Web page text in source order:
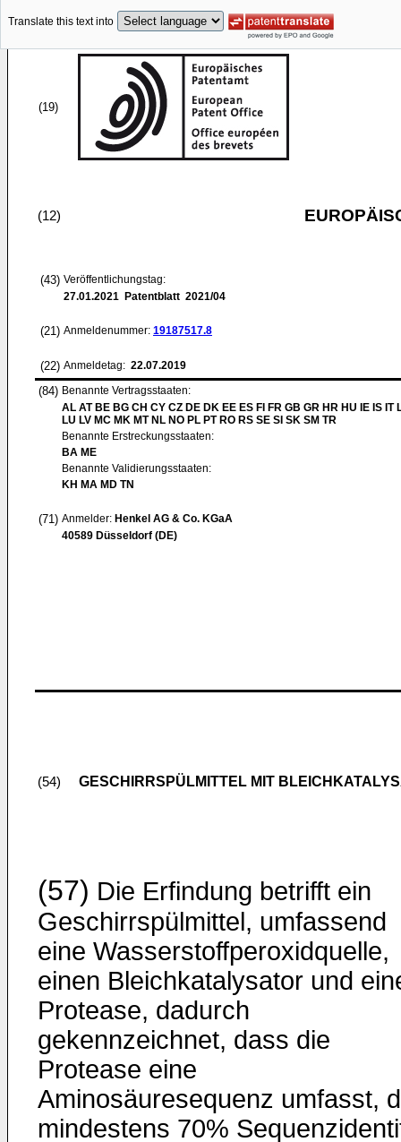
Translate this text into
(19)
(12)
(43) Veröffentlichungstag:
27.01.2021 Patentblatt 2021/04
(21) Anmeldenummer: 19187517.8
(22) Anmeldetag: 22.07.2019
(84) Benannte Vertragsstaaten:
AL AT BE BG CH CY CZ DE DK EE ES FI FR GB GR HR HU IE IS IT
LU LV MC MK MT NL NO PL PT RO RS SE SI SK SM TR
Benannte Erstreckungsstaaten:
BA ME
Benannte Validierungsstaaten:
KH MA MD TN
(71) Anmelder: Henkel AG & Co. KGaA
40589 Düsseldorf (DE)
(54) GESCHIRRSPÜLMITTEL MIT
(57) Die Erfindung betrifft ein
Geschirrspülmittel, umfassend
eine Wasserstoffperoxidquelle,
einen Bleichkatalysator und
Protease, dadurch
gekennzeichnet, dass die
Protease eine
Aminosäuresequenz umfasst,
mindestens 70%